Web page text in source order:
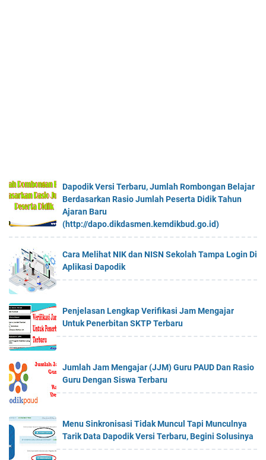
Dapodik Versi Terbaru, Jumlah Rombongan Belajar
Berdasarkan Rasio Jumlah Peserta Didik Tahun
Ajaran Baru
(http://dapo.dikdasmen.kemdikbud.go.id)
Cara Melihat NIK dan NISN Sekolah Tampa Login Di
Aplikasi Dapodik
Penjelasan Lengkap Verifikasi Jam Mengajar
Untuk Penerbitan SKTP Terbaru
Jumlah Jam Mengajar (JJM) Guru PAUD Dan Rasio
Guru Dengan Siswa Terbaru
Menu Sinkronisasi Tidak Muncul Tapi Munculnya
Tarik Data Dapodik Versi Terbaru, Begini Solusinya